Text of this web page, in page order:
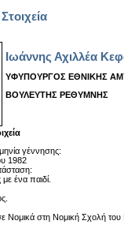
Ιωάννης Αχιλλέα
ΥΦΥΠΟΥΡΓΟΣ ΕΘΝΙΚΗΣ
ΒΟΥΛΕΥΤΗΣ ΡΕΘΥΜΝΗΣ
γέννησης:
1982
ένα παιδί.
Νομικά στη Νομική Σχολή του